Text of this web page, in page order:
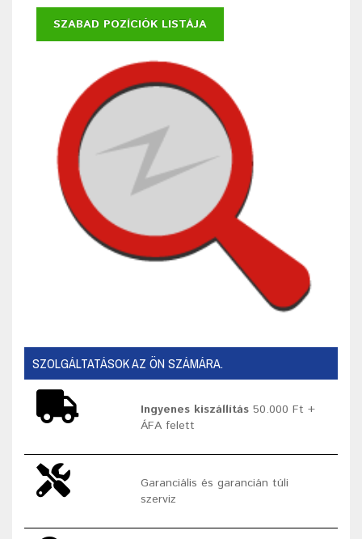
SZABAD POZÍCIÓK LISTÁJA
SZOLGÁLTATÁSOK AZ ÖN SZÁMÁRA.
Ingyenes kiszállítás 50.000 Ft +
ÁFA felett
Garanciális és garancián túli
szerviz